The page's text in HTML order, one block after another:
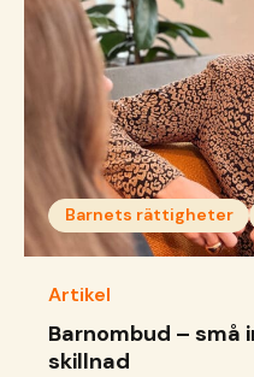
Barnets rättigheter
Artikel
Barnombud – små
skillnad